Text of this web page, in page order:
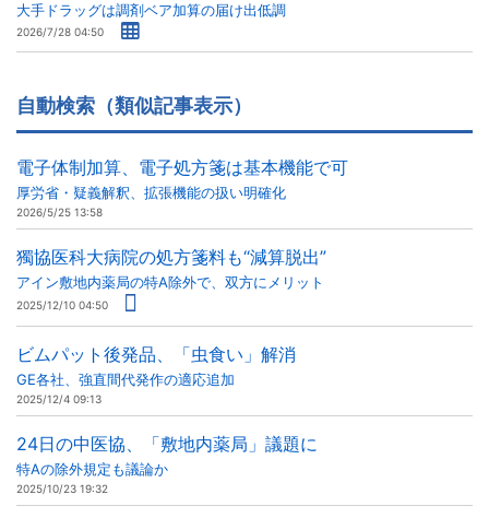
大手ドラッグは調剤ベア加算の届け出低調
2026/7/28 04:50
自動検索（類似記事表示）
電子体制加算、電子処方箋は基本機能で可
厚労省・疑義解釈、拡張機能の扱い明確化
2026/5/25 13:58
獨協医科大病院の処方箋料も“減算脱出”
アイン敷地内薬局の特A除外で、双方にメリット
2025/12/10 04:50
ビムパット後発品、「虫食い」解消
GE各社、強直間代発作の適応追加
2025/12/4 09:13
24日の中医協、「敷地内薬局」議題に
特Aの除外規定も議論か
2025/10/23 19:32